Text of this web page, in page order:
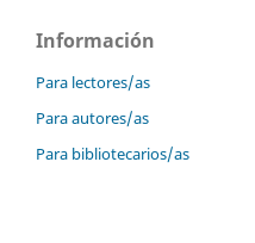
Información
Para lectores/as
Para autores/as
Para bibliotecarios/as